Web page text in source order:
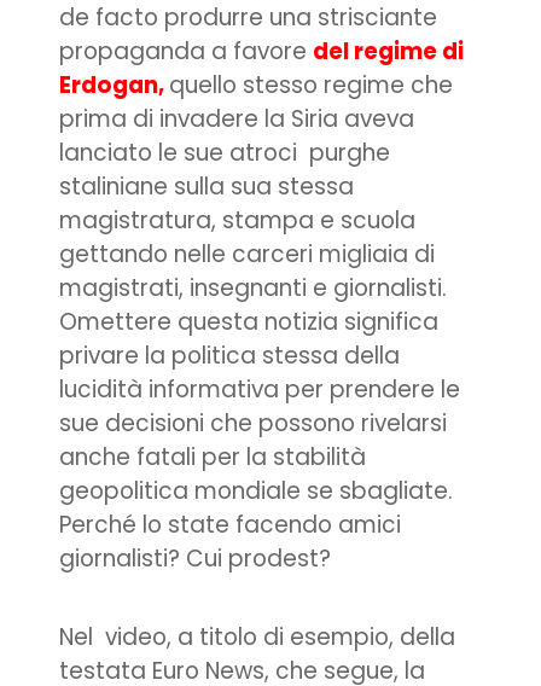
de facto produrre una strisciante
propaganda a favore del regime di
Erdogan,quello stesso regime che
prima di invadere la Siria aveva
lanciato le sue atroci purghe
staliniane sulla sua stessa
magistratura, stampa e scuola
gettando nelle carceri migliaia di
magistrati, insegnanti e giornalisti.
Omettere questa notizia significa
privare la politica stessa della
lucidità informativa per prendere le
sue decisioni che possono rivelarsi
anche fatali per la stabilità
geopolitica mondiale se sbagliate.
Perché lo state facendo amici
giornalisti? Cui prodest?
Nel video, a titolo di esempio, della
testata Euro News, che segue, la